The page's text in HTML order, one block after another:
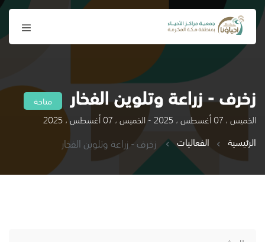
زخرف - زراعة وتلوين الفخار متاحة
الخميس ، 07 أغسطس ، 2025 - الخميس ، 07 أغسطس ، 2025
الرئيسية
الفعاليات زخرف - زراعة وتلوين الفخار